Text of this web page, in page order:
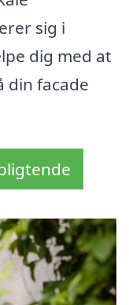
sig i
dig med at
din facade